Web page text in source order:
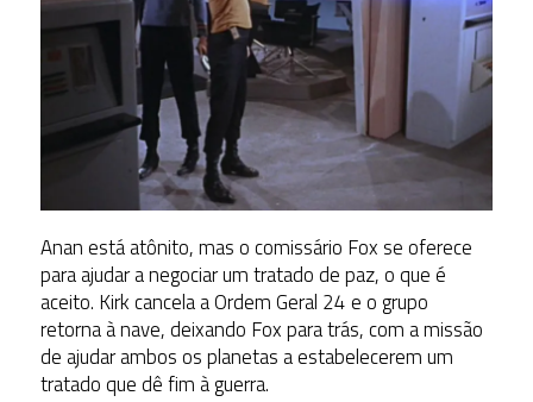
Anan está atônito, mas o comissário Fox se oferece
para ajudar a negociar um tratado de paz, o que é
aceito. Kirk cancela a Ordem Geral 24 e o grupo
retorna à nave, deixando Fox para trás, com a missão
de ajudar ambos os planetas a estabelecerem um
tratado que dê fim à guerra.